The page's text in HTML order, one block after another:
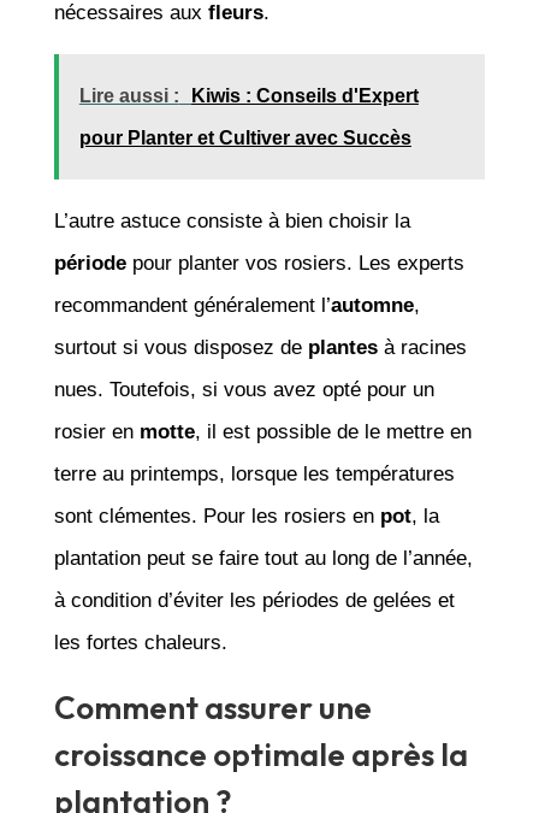
nécessaires aux fleurs.
Lire aussi : Kiwis : Conseils d'Expert
pour Planter et Cultiver avec Succès
L’autre astuce consiste à bien choisir la
périodepour planter vos rosiers. Les experts
recommandent généralement l’automne,
surtout si vous disposez de plantesà racines
nues. Toutefois, si vous avez opté pour un
rosier en motte, il est possible de le mettre en
terre au printemps, lorsque les températures
sont clémentes. Pour les rosiers en pot, la
plantation peut se faire tout au long de l’année,
à condition d’éviter les périodes de gelées et
les fortes chaleurs.
Comment assurer une
croissance optimale après la
plantation ?